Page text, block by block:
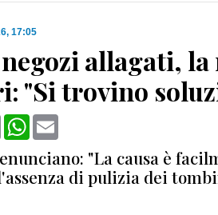
17:05
allagati, la
"Si trovino
Print WhatsApp
"La causa è
di pulizia dei